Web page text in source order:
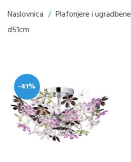
Naslovnica / Plafonjere i ugradbene
d51cm
-41%